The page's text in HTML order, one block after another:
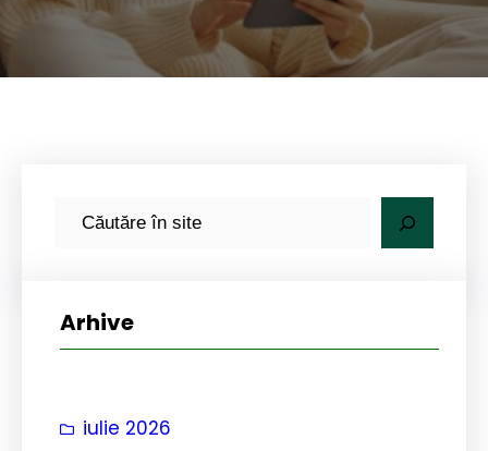
ă
Arhive
iulie 2026